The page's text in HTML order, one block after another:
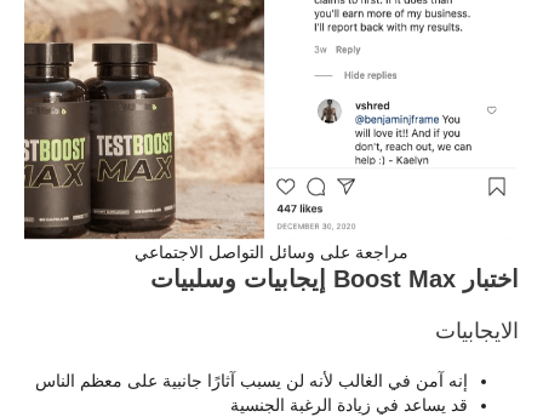
مراجعة على وسائل التواصل الاجتماعي
اختبار Boost Max إيجابيات وسلبيات
الايجابيات
إنه آمن في الغالب لأنه لن يسبب آثارًا جانبية على معظم الناس
قد يساعد في زيادة الرغبة الجنسية